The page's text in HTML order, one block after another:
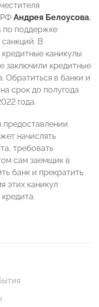
РФ Андрея Белоусова,
по поддержке
В
каникулы
заключили кредитные
Обратиться в банки и
срок до полугода
года.
предоставлении
начислять
требовать
сам заемщик в
банк и прекратить
этих каникул